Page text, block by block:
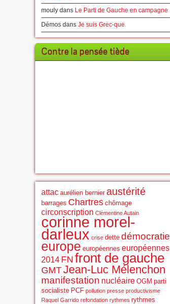
mouly dans Le Parti de Gauche en campagne
Démos dans Je suis Grec-que
Contre la pensée tiède
attac aurélien bernier austérité
barrages Chartres chômage
circonscription Clémentine Autain
corinne morel-
darleux crise dette démocratie
europe européennes européennes
2014 FN front de gauche
GMTJean-Luc Mélenchon
manifestation nucléaire OGM parti
socialiste PCF pollution presse productivisme
Raquel Garrido refondation rythmes rythmes